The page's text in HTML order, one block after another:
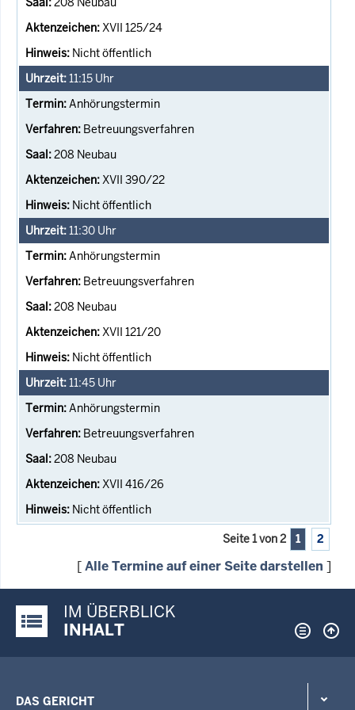
XVII 125/24
Nicht öffentlich
11:15 Uhr
Anhörungstermin
Betreuungsverfahren
208 Neubau
XVII 390/22
Nicht öffentlich
11:30 Uhr
Anhörungstermin
Betreuungsverfahren
208 Neubau
XVII 121/20
Nicht öffentlich
11:45 Uhr
Anhörungstermin
Betreuungsverfahren
208 Neubau
XVII 416/26
Nicht öffentlich
Seite 1 von 2 1 2
[Alle Termine auf einer Seite darstellen ]
Justiz-Portal im Überblick:
IM ÜBERBLICK
INHALT
DAS GERICHT